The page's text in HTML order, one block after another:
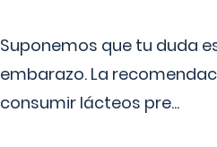
Suponemos que tu duda
embarazo. La
consumir lácteos pre...